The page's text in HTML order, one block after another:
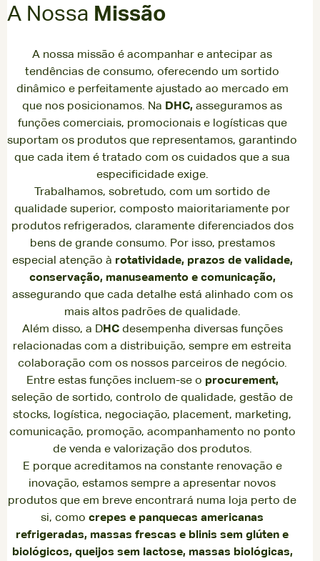
A Nossa Missão
A nossa missão é acompanhar e antecipar as
tendências de consumo, oferecendo um sortido
dinâmico e perfeitamente ajustado ao mercado em
que nos posicionamos. Na DHC, asseguramos as
funções comerciais, promocionais e logísticas que
suportam os produtos que representamos, garantindo
que cada item é tratado com os cuidados que a sua
especificidade exige.
Trabalhamos, sobretudo, com um sortido de
qualidade superior, composto maioritariamente por
produtos refrigerados, claramente diferenciados dos
bens de grande consumo. Por isso, prestamos
especial atenção à rotatividade, prazos de validade,
conservação, manuseamento e comunicação,
assegurando que cada detalhe está alinhado com os
mais altos padrões de qualidade.
Além disso, a DHCdesempenha diversas funções
relacionadas com a distribuição, sempre em estreita
colaboração com os nossos parceiros de negócio.
Entre estas funções incluem-se o procurement,
seleção de sortido, controlo de qualidade, gestão de
stocks, logística, negociação, placement, marketing,
comunicação, promoção, acompanhamento no ponto
de venda e valorização dos produtos.
E porque acreditamos na constante renovação e
inovação, estamos sempre a apresentar novos
produtos que em breve encontrará numa loja perto de
si, comocrepes e panquecas americanas
refrigeradas, massas frescas e blinis sem glúten e
biológicos, queijos sem lactose, massas biológicas,